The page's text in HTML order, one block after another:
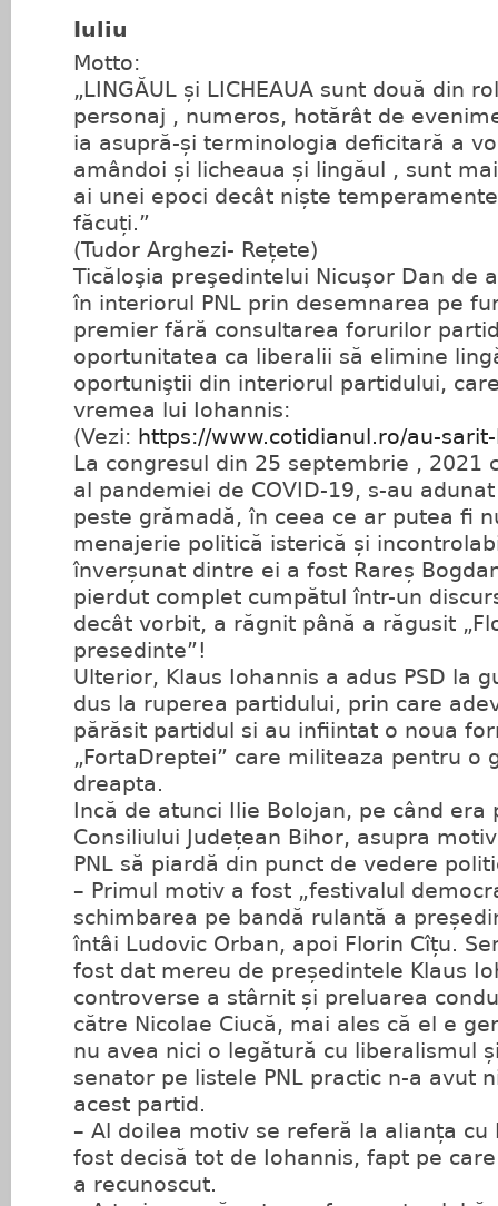
Iuliu
Motto:
„LINGĂUL și LICHEAUA sunt două din
personaj , numeros, hotărât de
ia asupră-și terminologia deficitară a
amândoi și licheaua și lingăul , sunt
ai unei epoci decât niște
făcuți.”
(Tudor Arghezi- Rețete)
Ticăloşia preşedintelui Nicuşor Dan de
în interiorul PNL prin desemnarea pe
premier fără consultarea forurilor
oportunitatea ca liberalii să elimine
oportuniştii din interiorul partidului,
vremea lui Iohannis:
(Vezi: https://www.cotidianul.ro/au-
La congresul din 25 septembrie , 2021
al pandemiei de COVID-19, s-au
peste grămadă, în ceea ce ar putea fi
menajerie politică isterică și
înverșunat dintre ei a fost Rareș
pierdut complet cumpătul într-un
decât vorbit, a răgnit până a răgusit
presedinte”!
Ulterior, Klaus Iohannis a adus PSD la
dus la ruperea partidului, prin care
părăsit partidul si au infiintat o noua
„FortaDreptei” care militeaza pentru o
dreapta.
Incă de atunci Ilie Bolojan, pe când era
Consiliului Județean Bihor, asupra
PNL să piardă din punct de vedere
– Primul motiv a fost „festivalul
schimbarea pe bandă rulantă a
întâi Ludovic Orban, apoi Florin Cîțu.
fost dat mereu de președintele Klaus
controverse a stârnit și preluarea
către Nicolae Ciucă, mai ales că el e
nu avea nici o legătură cu liberalismul
senator pe listele PNL practic n-a avut
acest partid.
– Al doilea motiv se referă la alianța cu
fost decisă tot de Iohannis, fapt pe
a recunoscut.